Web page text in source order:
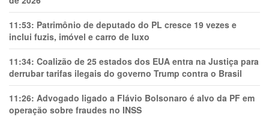
11:53: Patrimônio de deputado do PL cresce 19 vezes e
inclui fuzis, imóvel e carro de luxo
11:34: Coalizão de 25 estados dos EUA entra na Justiça para
derrubar tarifas ilegais do governo Trump contra o Brasil
11:26: Advogado ligado a Flávio Bolsonaro é alvo da PF em
operação sobre fraudes no INSS